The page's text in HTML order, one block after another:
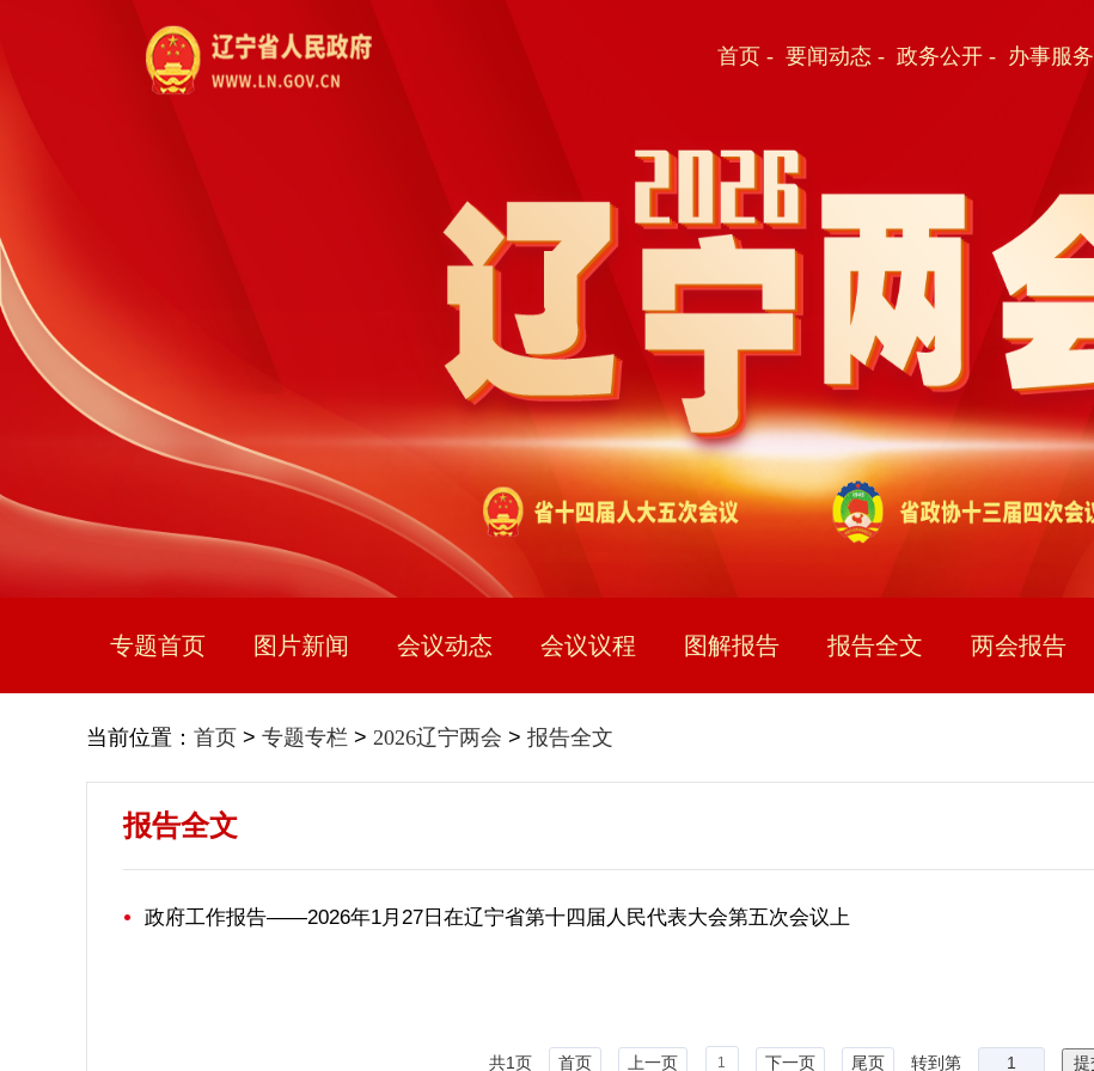
首页 - 要闻动态 - 政务公开 - 办事服务
专题首页 图片新闻 会议动态 会议议程 图解报告 报告全文 两会报告
当前位置： 首页 > 专题专栏 > 2026辽宁两会 > 报告全文
报告全文
政府工作报告——2026年1月27日在辽宁省第十四届人民代表大会第五次会议上
共1页 首页 上一页 1 下一页 尾页 转到第